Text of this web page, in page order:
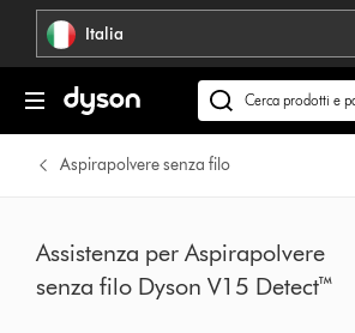
navigazione Italia
Cerca
su
dyson.it
Aspirapolvere senza filo
Assistenza per Aspirapolvere
senza filo Dyson V15 Detect™